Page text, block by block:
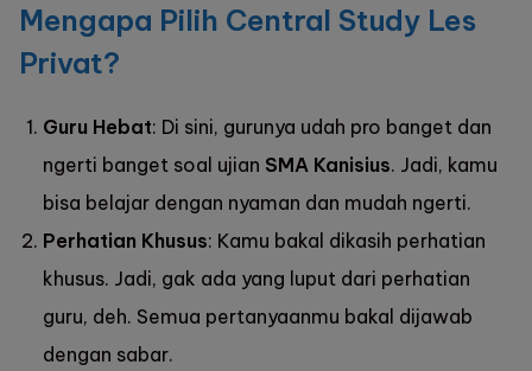
Mengapa Pilih Central Study Les
Privat?
Guru Hebat: Di sini, gurunya udah pro banget dan
ngerti banget soal ujian SMA Kanisius. Jadi, kamu
bisa belajar dengan nyaman dan mudah ngerti.
Perhatian Khusus: Kamu bakal dikasih perhatian
khusus. Jadi, gak ada yang luput dari perhatian
guru, deh. Semua pertanyaanmu bakal dijawab
dengan sabar.